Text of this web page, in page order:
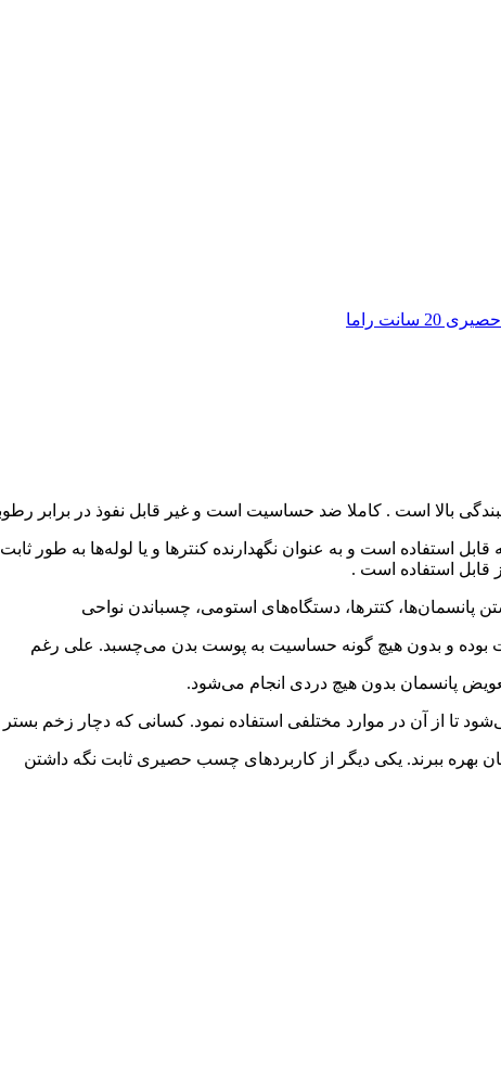
سانت راما
قابل استفاده است و به عنوان نگهدارنده کنترها و یا لوله‌ها به طور
قابل استفاده است .
کتترها، دستگاه‌های استومی، چسباندن نواحی
بوده و بدون هیچ گونه حساسیت به پوست بدن می‌چسبد. علی رغم
پانسمان بدون هیچ دردی انجام می‌شود.
از آن در موارد مختلفی استفاده نمود. کسانی که دچار زخم بستر
بهره ببرند. یکی دیگر از کاربردهای چسب حصیری ثابت نگه داشتن